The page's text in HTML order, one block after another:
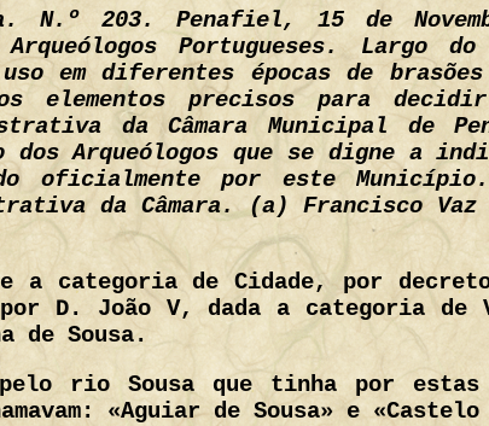
N.º 203. Penafiel, 15 de
Portugueses. Largo
em diferentes épocas de brasões
elementos precisos para
da Câmara Municipal de
Arqueólogos que se digne a
oficialmente por este
da Câmara. (a) Francisco Vaz
e a categoria de Cidade, por
D. João V, dada a categoria de
de Sousa.
rio Sousa que tinha por
«Aguiar de Sousa» e «Castelo